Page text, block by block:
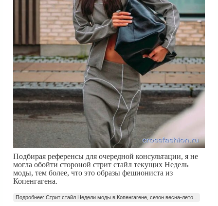
Подбирая референсы для очередной консультации, я не
могла обойти стороной стрит стайл текущих Недель
моды, тем более, что это образы фешиониста из
Копенгагена.
Подробнее: Стрит стайл Недели моды в Копенгагене, сезон весна-лето...